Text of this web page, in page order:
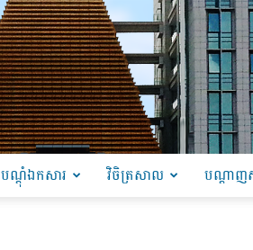
បណ្ដុំឯកសារ វិចិត្រសាល បណ្តាញ